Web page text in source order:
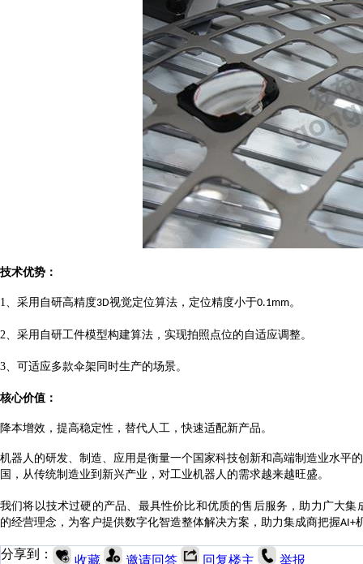
技术优势：
1、 采用自研高精度3D视觉定位算法，定位精度小于0.1mm。
2、 采用自研工件模型构建算法，实现拍照点位的自适应调整。
3、 可适应多款伞架同时生产的场景。
核心价值：
降本增效，提高稳定性，替代人工，快速适配新产品。
机器人的研发、制造、应用是衡量一个国家科技创新和高端制造业水平
国，从传统制造业到新兴产业，对工业机器人的需求越来越旺盛。
我们将以技术过硬 的产品、最具性价比和优质的售后服务 ，助力 广大集
的经营理念，为客户提供数字化智造整体解决方案 ， 助力集成商把握AI+
分享到： 收藏 邀请回答 回复楼主 举报